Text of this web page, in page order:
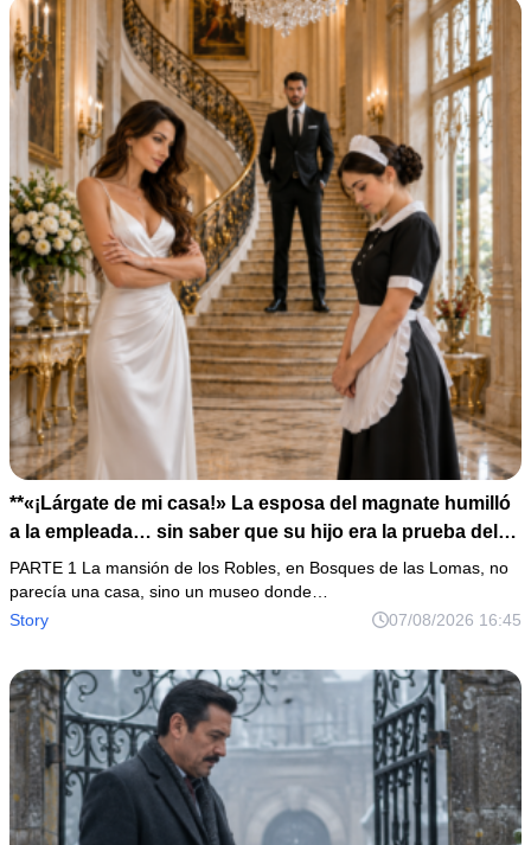
**«¡Lárgate de mi casa!» La esposa del magnate humilló
a la empleada… sin saber que su hijo era la prueba del
secreto que todos habían enterrado*
PARTE 1 La mansión de los Robles, en Bosques de las Lomas, no
parecía una casa, sino un museo donde…
Story
07/08/2026 16:45